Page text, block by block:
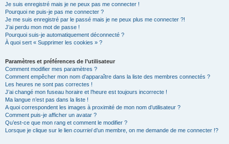
Je suis enregistré mais je ne peux pas me connecter !
Pourquoi ne puis-je pas me connecter ?
Je me suis enregistré par le passé mais je ne peux plus me connecter ?!
J’ai perdu mon mot de passe !
Pourquoi suis-je automatiquement déconnecté ?
À quoi sert « Supprimer les cookies » ?
Paramètres et préférences de l’utilisateur
Comment modifier mes paramètres ?
Comment empêcher mon nom d’apparaître dans la liste des membres connectés ?
Les heures ne sont pas correctes !
J’ai changé mon fuseau horaire et l’heure est toujours incorrecte !
Ma langue n’est pas dans la liste !
A quoi correspondent les images à proximité de mon nom d’utilisateur ?
Comment puis-je afficher un avatar ?
Qu’est-ce que mon rang et comment le modifier ?
Lorsque je clique sur le lien courrield’un membre, on me demande de me connecter !?